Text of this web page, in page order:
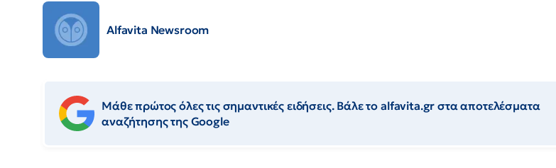
Alfavita Newsroom
Μάθε πρώτος όλες τις σημαντικές ειδήσεις. Βάλε το alfavita.gr στα αποτελέσματα
αναζήτησης της Google